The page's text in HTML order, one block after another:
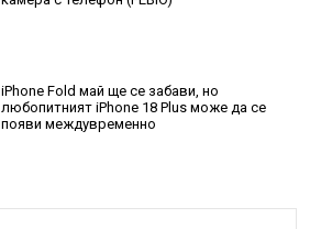
iPhone Fold май ще се забави, но
любопитният iPhone 18 Plus може да се
появи междувременно